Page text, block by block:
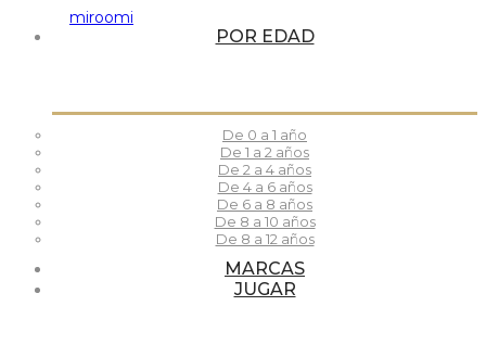
POR EDAD
De 0 a 1 año
De 1 a 2 años
De 2 a 4 años
De 4 a 6 años
De 6 a 8 años
De 8 a 10 años
De 8 a 12 años
MARCAS
JUGAR